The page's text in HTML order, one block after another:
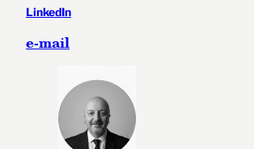
LinkedIn
e-mail